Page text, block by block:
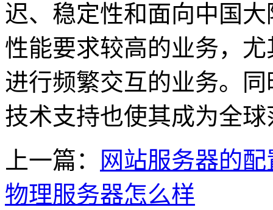
迟、稳定性和面向中国
性能要求较高的业务，
进行频繁交互的业务。
技术支持也使其成为全
上一篇：
网站服务器的
物理服务器怎么样